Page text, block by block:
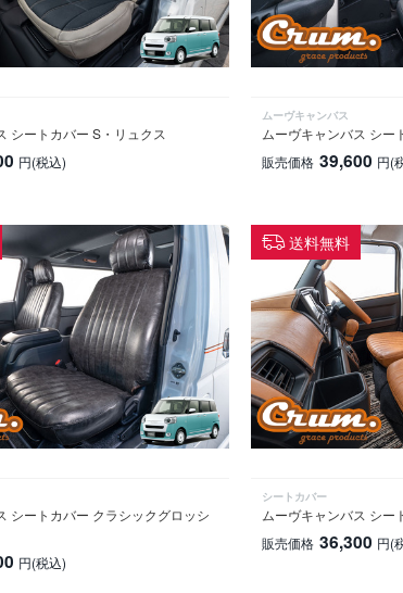
シートカバー S・リュクス
円(税込)
ムーヴキャンバス
ムーヴキャンバス シー
販売価格 39,600 円(
シートカバー クラシックグロッシ
円(税込)
送料無料
シートカバー
ムーヴキャンバス シー
販売価格 36,300 円(